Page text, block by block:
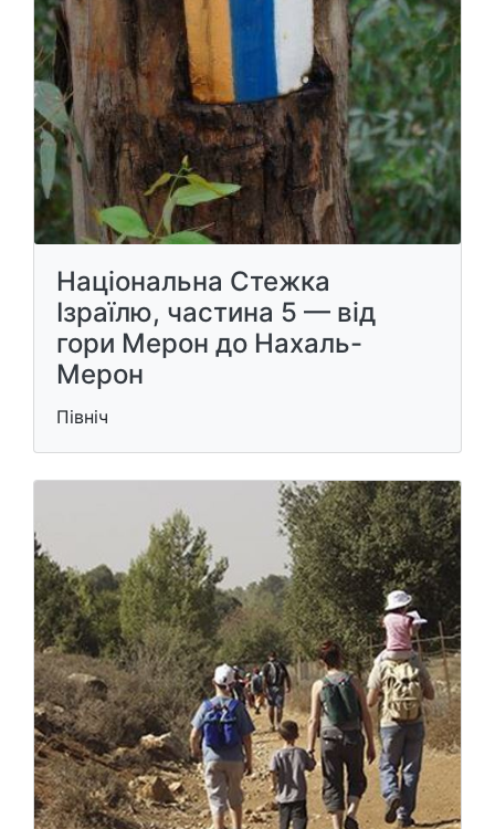
Національна Стежка
Ізраїлю, частина 5 — від
гори Мерон до Нахаль-
Мерон
Північ